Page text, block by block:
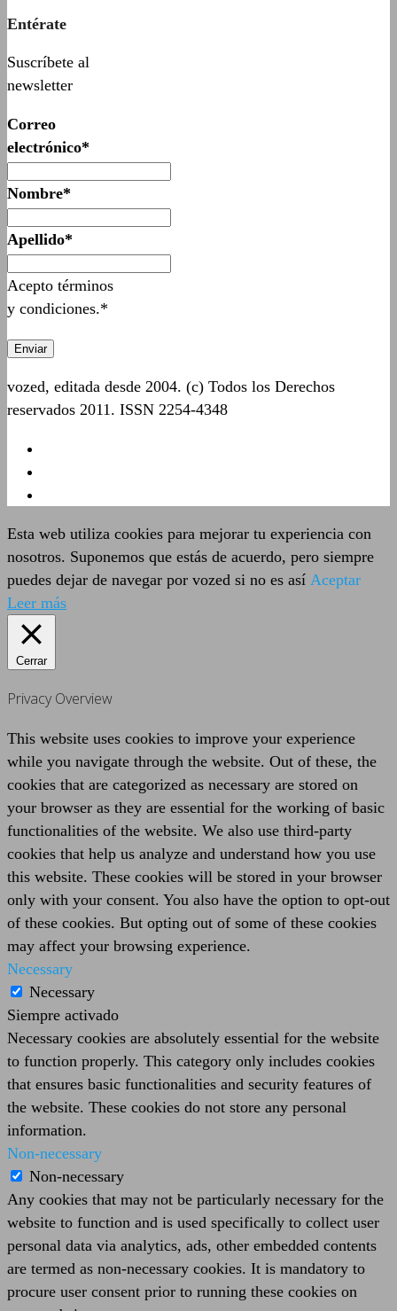
Entérate
Suscríbete al
newsletter
Correo
electrónico*
Nombre*
Apellido*
Acepto términos
y condiciones.*
vozed, editada desde 2004. (c) Todos los Derechos
reservados 2011. ISSN 2254-4348
Esta web utiliza cookies para mejorar tu experiencia con
nosotros. Suponemos que estás de acuerdo, pero siempre
puedes dejar de navegar por vozed si no es así Aceptar
Leer más
Cerrar
Privacy Overview
This website uses cookies to improve your experience
while you navigate through the website. Out of these, the
cookies that are categorized as necessary are stored on
your browser as they are essential for the working of basic
functionalities of the website. We also use third-party
cookies that help us analyze and understand how you use
this website. These cookies will be stored in your browser
only with your consent. You also have the option to opt-out
of these cookies. But opting out of some of these cookies
may affect your browsing experience.
Necessary
Necessary
Siempre activado
Necessary cookies are absolutely essential for the website
to function properly. This category only includes cookies
that ensures basic functionalities and security features of
the website. These cookies do not store any personal
information.
Non-necessary
Non-necessary
Any cookies that may not be particularly necessary for the
website to function and is used specifically to collect user
personal data via analytics, ads, other embedded contents
are termed as non-necessary cookies. It is mandatory to
procure user consent prior to running these cookies on